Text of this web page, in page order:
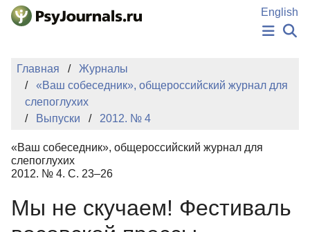
Перейти к основному содержанию
English
НОВОСТИ
ИЗДАНИЯ
АВТОРЫ
БАЗА ЗНАНИЙ
КЛЮЧЕВЫЕ СЛОВА
Регистрация
Вход
Главная
Журналы
«Ваш собеседник», общероссийский журнал для
слепоглухих
Выпуски
2012. № 4
«Ваш собеседник», общероссийский журнал для
слепоглухих
2012. № 4. С. 23–26
Мы не скучаем! Фестиваль